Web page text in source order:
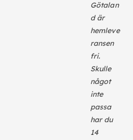
Götalan
d är
hemleve
ransen
fri.
Skulle
något
inte
passa
har du
14